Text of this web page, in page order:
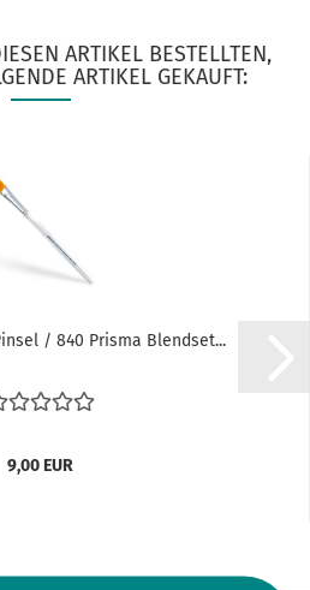
ARTIKEL BESTELLTEN,
ARTIKEL GEKAUFT:
/ 840 Prisma Blendset...
9,00 EUR